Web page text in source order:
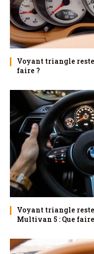
Voyant triangle reste
faire ?
Voyant triangle
Multivan 5 : Que